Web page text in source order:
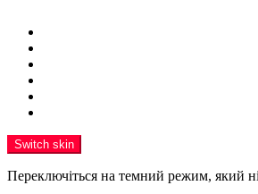
Switch skin
Переключіться на темний режим, який